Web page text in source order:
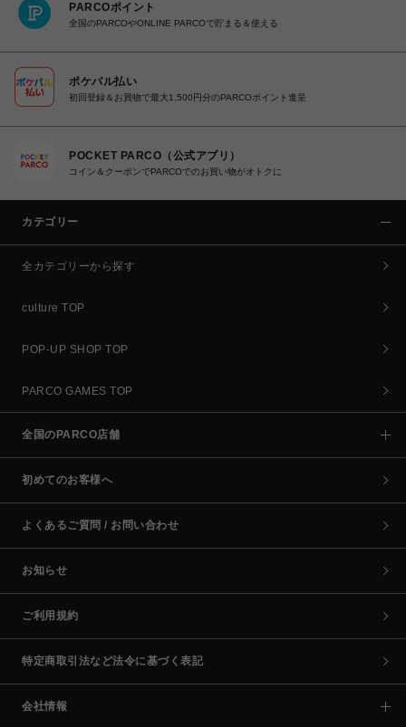
PARCOポイント
全国のPARCOやONLINE PARCOで貯まる＆使える
ポケパル払い
初回登録＆お買物で最大1,500円分のPARCOポイント進呈
POCKET PARCO（公式アプリ）
コイン＆クーポンでPARCOでのお買い物がオトクに
カテゴリー
全カテゴリーから探す
culture TOP
POP-UP SHOP TOP
PARCO GAMES TOP
全国のPARCO店舗
初めてのお客様へ
よくあるご質問 / お問い合わせ
お知らせ
ご利用規約
特定商取引法など法令に基づく表記
会社情報